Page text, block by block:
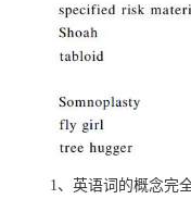
1、英语词的概念完